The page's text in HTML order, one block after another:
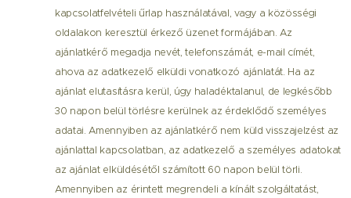
kapcsolatfelvételi űrlap használatával, vagy a közösségi
oldalakon keresztül érkező üzenet formájában. Az
ajánlatkérő megadja nevét, telefonszámát, e-mail címét,
ahova az adatkezelő elküldi vonatkozó ajánlatát. Ha az
ajánlat elutasításra kerül, úgy haladéktalanul, de legkésőbb
30 napon belül törlésre kerülnek az érdeklődő személyes
adatai. Amennyiben az ajánlatkérő nem küld visszajelzést az
ajánlattal kapcsolatban, az adatkezelő a személyes adatokat
az ajánlat elküldésétől számított 60 napon belül törli.
Amennyiben az érintett megrendeli a kínált szolgáltatást,